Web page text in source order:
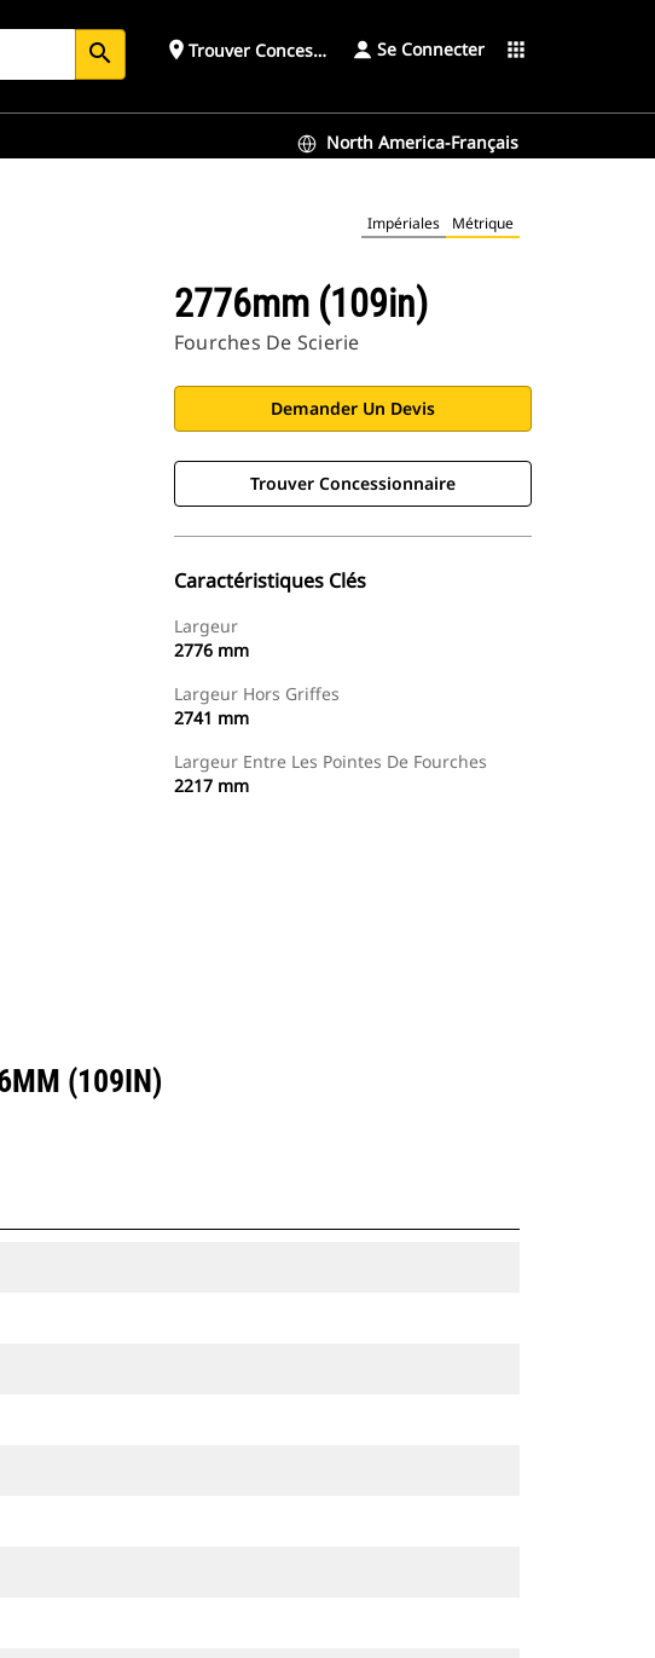
search place Trouver ConcessionnaireSe Connecter apps
North America-Français
Impériales Métrique
2776mm (109in)
Fourches De Scierie
Demander Un Devis
Trouver Concessionnaire
Caractéristiques Clés
Largeur
2776 mm
Largeur Hors Griffes
2741 mm
Largeur Entre Les Pointes De Fourches
2217 mm
(109IN)